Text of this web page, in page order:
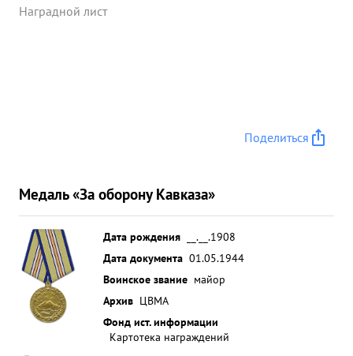
Наградной лист
Поделиться
Медаль «За оборону Кавказа»
Дата рождения
__.__.1908
Дата документа 01.05.1944
Воинское звание майор
Архив ЦВМА
Фонд ист. информации
Картотека награждений